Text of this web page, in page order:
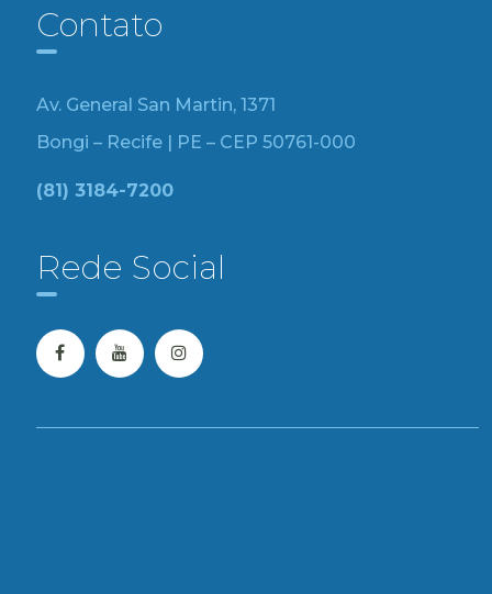
Contato
Av. General San Martin, 1371
Bongi – Recife | PE – CEP 50761-000
(81) 3184-7200
Rede Social